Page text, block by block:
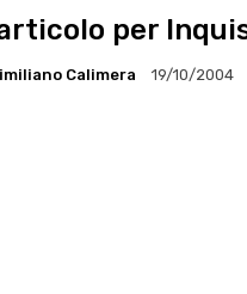
per
Calimera 19/10/2004